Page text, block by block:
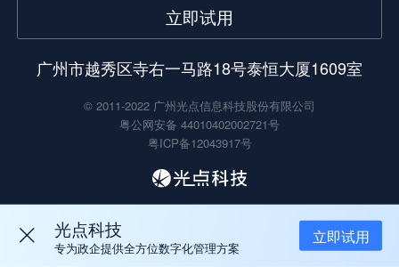
立即试用
广州市越秀区寺右一马路18号泰恒大厦1609室
© 2011-2022 广州光点信息科技股份有限公司
粤公网安备 44010402002721号
粤ICP备12043917号
光点科技
专为政企提供全方位数字化管理方案
立即试用